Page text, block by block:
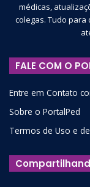
médicas,
colegas. Tudo
FALE COM O
Entre em Contato
Sobre o PortalPed
Termos de Uso e